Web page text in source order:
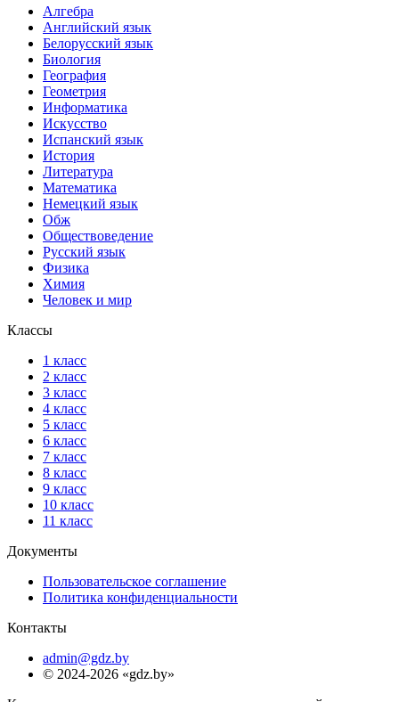
Алгебра
Английский язык
Белорусский язык
Биология
География
Геометрия
Информатика
Искусство
Испанский язык
История
Литература
Математика
Немецкий язык
Обж
Обществоведение
Русский язык
Физика
Химия
Человек и мир
Классы
1 класс
2 класс
3 класс
4 класс
5 класс
6 класс
7 класс
8 класс
9 класс
10 класс
11 класс
Документы
Пользовательское соглашение
Политика конфиденциальности
Контакты
admin@gdz.by
© 2024-2026 «gdz.by»